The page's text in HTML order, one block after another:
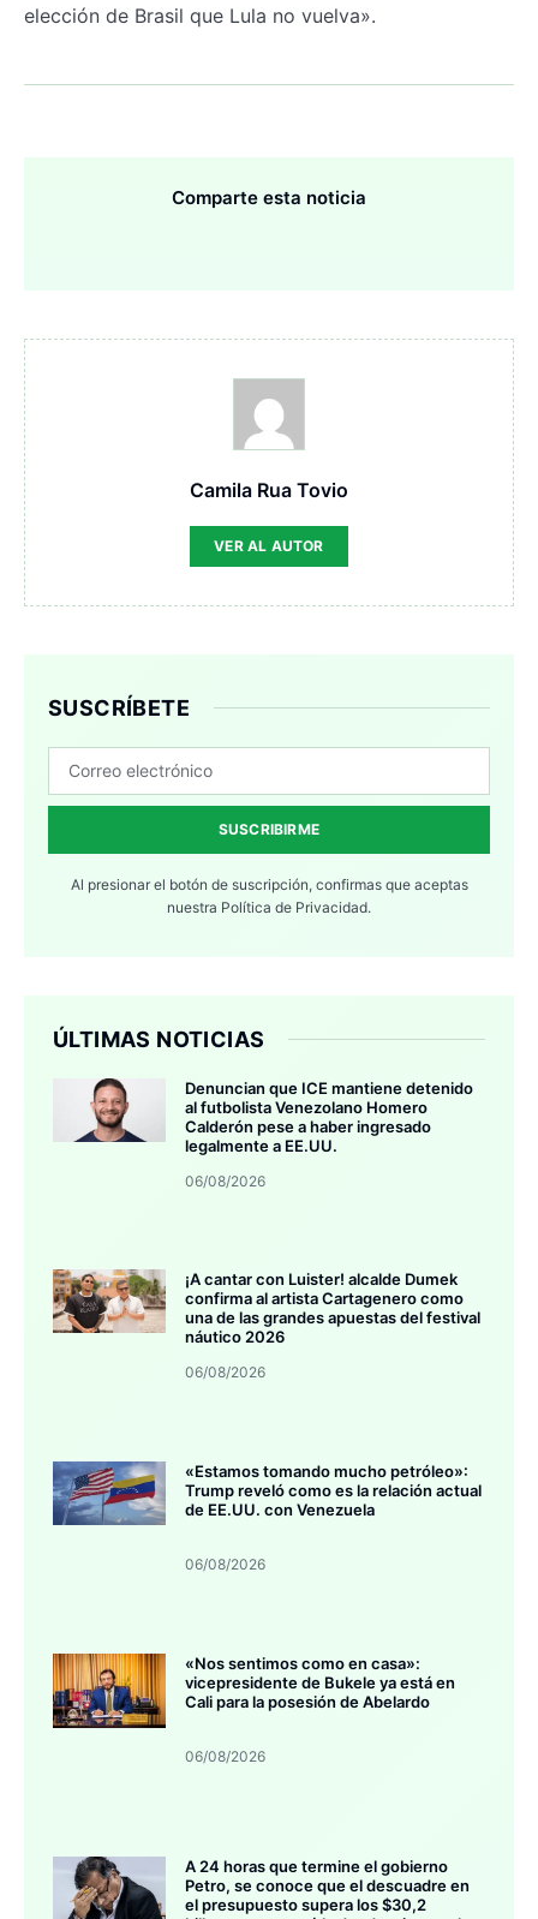
elección de Brasil que Lula no vuelva».
Comparte esta noticia
Camila Rua Tovio
VER AL AUTOR
SUSCRÍBETE
SUSCRIBIRME
Al presionar el botón de suscripción, confirmas que aceptas
nuestra Política de Privacidad.
ÚLTIMAS NOTICIAS
Denuncian que ICE mantiene detenido
al futbolista Venezolano Homero
Calderón pese a haber ingresado
legalmente a EE.UU.
06/08/2026
¡A cantar con Luister! alcalde Dumek
confirma al artista Cartagenero como
una de las grandes apuestas del festival
náutico 2026
06/08/2026
«Estamos tomando mucho petróleo»:
Trump reveló como es la relación actual
de EE.UU. con Venezuela
06/08/2026
«Nos sentimos como en casa»:
vicepresidente de Bukele ya está en
Cali para la posesión de Abelardo
06/08/2026
A 24 horas que termine el gobierno
Petro, se conoce que el descuadre en
el presupuesto supera los $30,2